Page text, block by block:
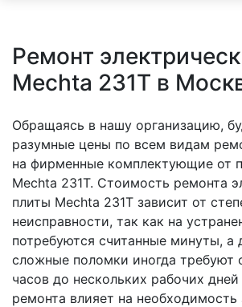
Ремонт
Mechta 231T в
Обращаясь в нашу организацию,
разумные цены по всем видам
на фирменные комплектующие от
Mechta 231T. Стоимость ремонта
плиты Mechta 231T зависит от
неисправности, так как на
потребуются считанные минуты, а
сложные поломки иногда требуют
часов до нескольких рабочих
ремонта влияет на необходимость